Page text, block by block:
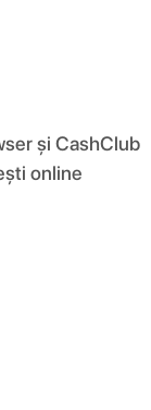
și CashClub
online